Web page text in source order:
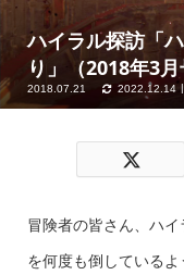
ハイラル探訪「
り」（2018年3
2018.07.21 2022.12.14
冒険者の皆さん、ハ
を何度も倒している